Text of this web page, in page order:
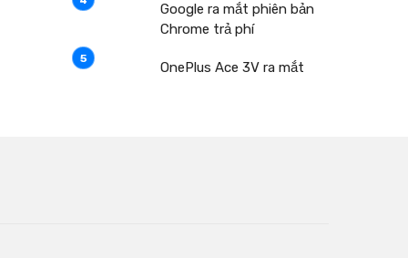
Google ra mắt phiên bản
Chrome trả phí
OnePlus Ace 3V ra mắt